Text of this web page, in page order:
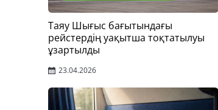
Таяу Шығыс бағытындағы
рейстердің уақытша тоқтатылуы
ұзартылды
23.04.2026